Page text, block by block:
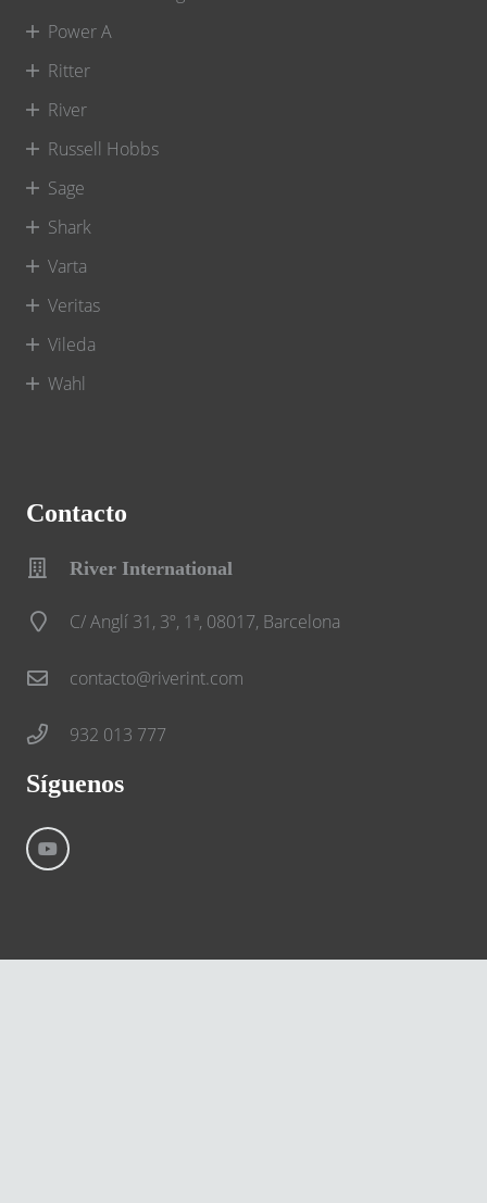
Power A
Ritter
River
Russell Hobbs
Sage
Shark
Varta
Veritas
Vileda
Wahl
Contacto
River International
C/ Anglí 31, 3º, 1ª, 08017, Barcelona
contacto@riverint.com
932 013 777
Síguenos